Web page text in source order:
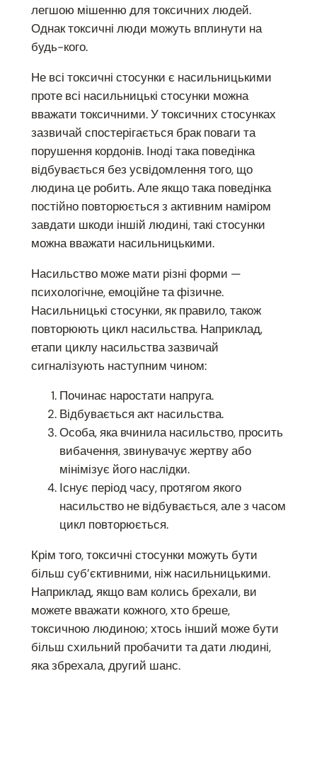
легшою мішенню для токсичних людей.
Однак токсичні люди можуть вплинути на
будь-кого.
Не всі токсичні стосунки є насильницькими
проте всі насильницькі стосунки можна
вважати токсичними. У токсичних стосунках
зазвичай спостерігається брак поваги та
порушення кордонів. Іноді така поведінка
відбувається без усвідомлення того, що
людина це робить. Але якщо така поведінка
постійно повторюється з активним наміром
завдати шкоди іншій людині, такі стосунки
можна вважати насильницькими.
Насильство може мати різні форми —
психологічне, емоційне та фізичне.
Насильницькі стосунки, як правило, також
повторюють цикл насильства. Наприклад,
етапи циклу насильства зазвичай
сигналізують наступним чином:
Починає наростати напруга.
Відбувається акт насильства.
Особа, яка вчинила насильство, просить
вибачення, звинувачує жертву або
мінімізує його наслідки.
Існує період часу, протягом якого
насильство не відбувається, але з часом
цикл повторюється.
Крім того, токсичні стосунки можуть бути
більш суб’єктивними, ніж насильницькими.
Наприклад, якщо вам колись брехали, ви
можете вважати кожного, хто бреше,
токсичною людиною; хтось інший може бути
більш схильний пробачити та дати людині,
яка збрехала, другий шанс.